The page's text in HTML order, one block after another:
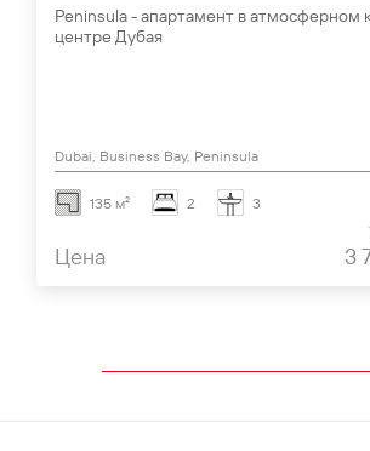
Peninsula - апартамент в атмосферном
центре Дубая
Dubai, Business Bay, Peninsula
135 м² 2 3
Цена 3